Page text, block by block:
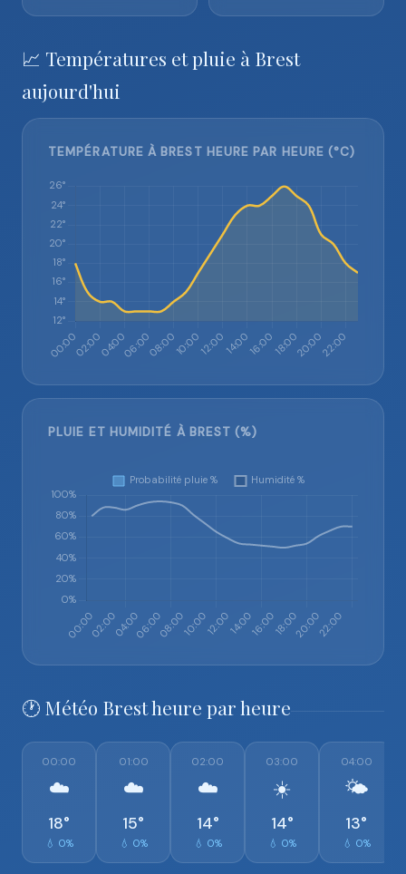
📈 Températures et pluie à Brest
aujourd'hui
TEMPÉRATURE À BREST HEURE PAR HEURE (°C)
PLUIE ET HUMIDITÉ À BREST (%)
🕐 Météo Brest heure par heure
00:00
☁️
18°
💧 0%
01:00
☁️
15°
💧 0%
02:00
☁️
14°
💧 0%
03:00
☀️
14°
💧 0%
04:00
🌤️
13°
💧 0%